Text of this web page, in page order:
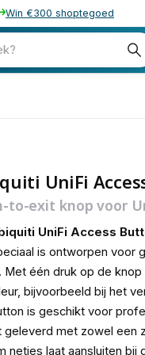
Win €300 shoptegoed
UniFi
to-exit knop voor
UniFi Access
is ontworpen voor
Met één druk op de
bijvoorbeeld bij het
is geschikt voor
geleverd met zowel een
netjes laat aansluiten bij